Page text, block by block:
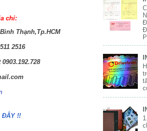
chỉ:
Thạnh,Tp.HCM
2516
ĐÂY !!